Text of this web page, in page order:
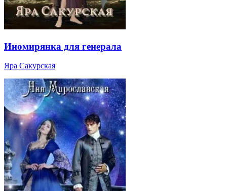
Иномирянка для генерала
Яра Сакурская